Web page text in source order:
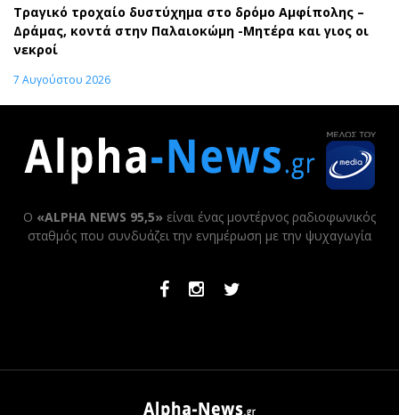
Τραγικό τροχαίο δυστύχημα στο δρόμο Αμφίπολης –
Δράμας, κοντά στην Παλαιοκώμη -Μητέρα και γιος οι
νεκροί
7 Αυγούστου 2026
Ο «ALPHA NEWS 95,5» είναι ένας μοντέρνος ραδιοφωνικός
σταθμός που συνδυάζει την ενημέρωση με την ψυχαγωγία
FacebookInstagramTwitter